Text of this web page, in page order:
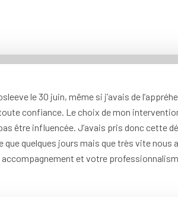
le 30 juin, même si j’avais de
confiance. Le choix de mon
être influencée. J’avais pris donc
que quelques jours mais que très vite
et votre